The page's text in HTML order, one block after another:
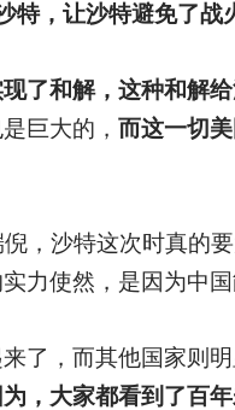
，让沙特避免了战
了和解，这种和解
巨大的， 而这一切
，沙特这次时真的
力使然，是因为中国
了，而其他国家则明
，大家都看到了百